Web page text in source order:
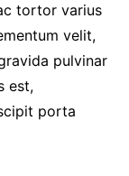
tortor varius
velit,
pulvinar
est,
porta